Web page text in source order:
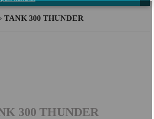
TANK 300 THUNDER
300 THUNDER